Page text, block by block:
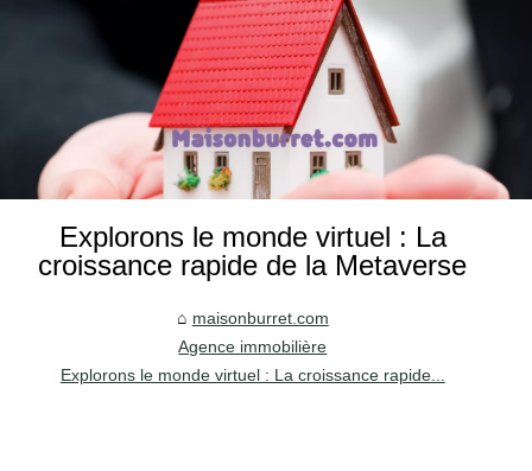
Explorons le monde virtuel : La
croissance rapide de la Metaverse
maisonburret.com
Agence immobilière
Explorons le monde virtuel : La croissance rapide...